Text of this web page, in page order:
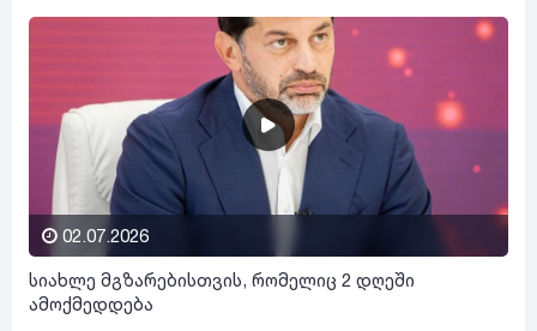
02.07.2026
სიახლე მგზარებისთვის, რომელიც 2 დღეში
ამოქმედდება